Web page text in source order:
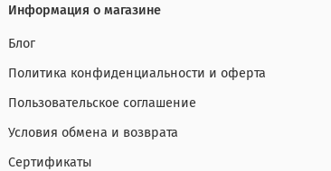
Информация о магазине
Блог
Политика конфиденциальности и оферта
Пользовательское соглашение
Условия обмена и возврата
Сертификаты